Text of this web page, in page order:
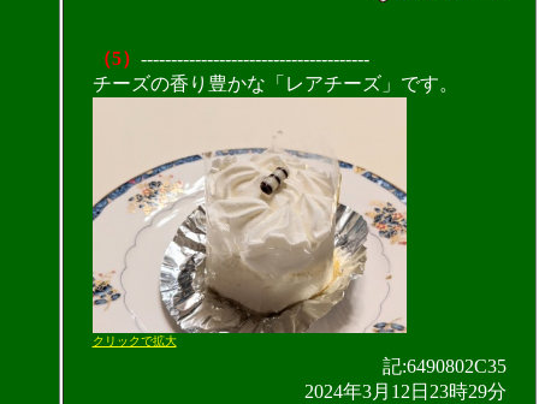
（5） --------------------------------------
チーズの香り豊かな「レアチーズ」です。
クリックで拡大
記:6490802C35
2024年3月12日23時29分